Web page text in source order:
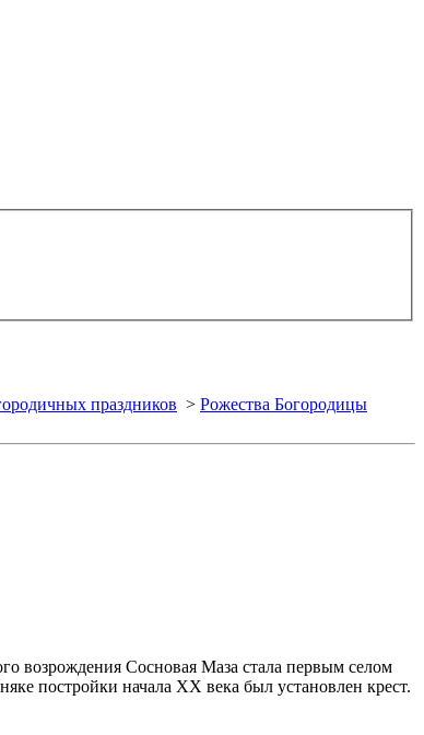
праздников > Рожества Богородицы
возрождения Сосновая Маза стала первым селом
постройки начала XX века был установлен крест.